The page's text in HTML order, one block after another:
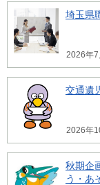
埼玉県
2026年7
交通遺
2026年
秋期企
う・あ